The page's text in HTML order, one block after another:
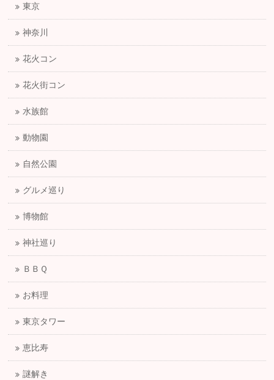
東京
神奈川
花火コン
花火街コン
水族館
動物園
自然公園
グルメ巡り
博物館
神社巡り
ＢＢＱ
お料理
東京タワー
恵比寿
謎解き